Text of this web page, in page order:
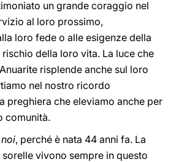
un grande coraggio nel
al loro prossimo,
loro fede o alle esigenze della
della loro vita. La luce che
risplende anche sul loro
nel nostro ricordo
preghiera che eleviamo anche per
comunità.
, perché è nata 44 anni fa. La
vivono sempre in questo